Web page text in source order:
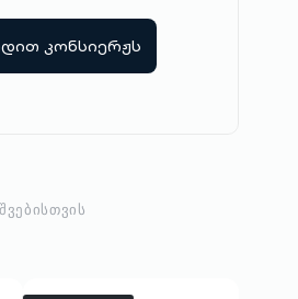
კონსიერჟს